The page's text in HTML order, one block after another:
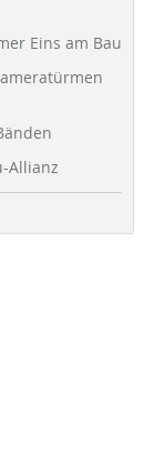
Eins am Bau
Allianz